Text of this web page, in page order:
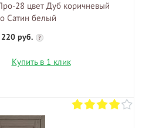
28 цвет Дуб коричневый
Сатин белый
руб. ?
Купить в 1 клик